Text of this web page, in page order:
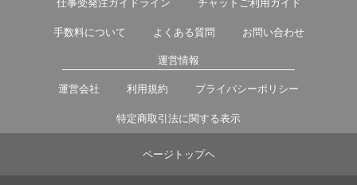
仕事受発注ガイドライン チャットご利用ガイド
手数料について よくある質問 お問い合わせ
運営情報
運営会社 利用規約 プライバシーポリシー
特定商取引法に関する表示
ページトップヘ